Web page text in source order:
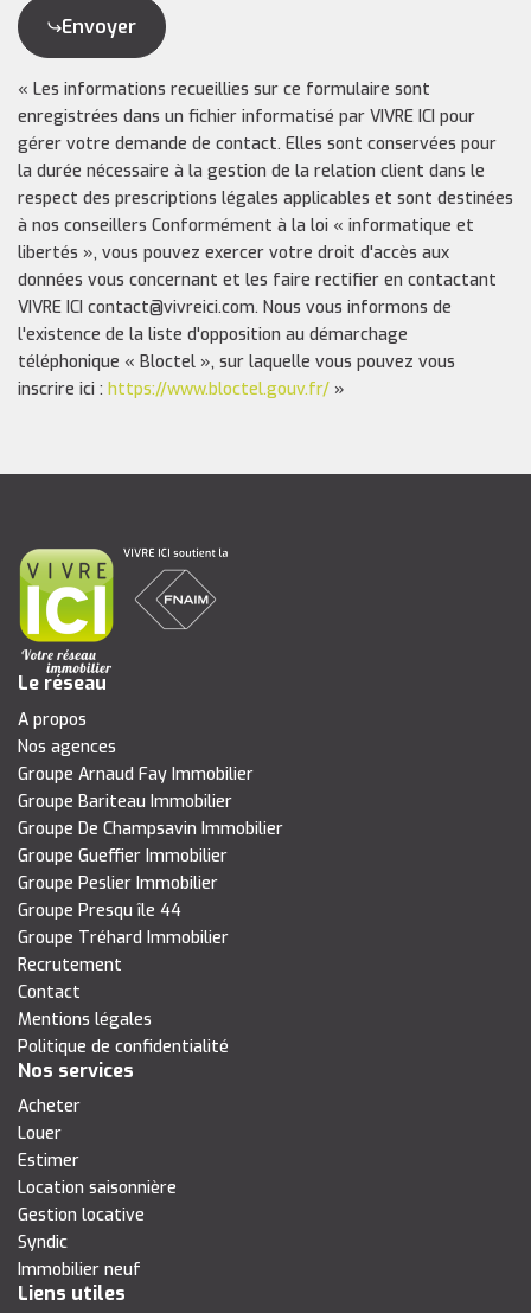
Envoyer
« Les informations recueillies sur ce formulaire sont
enregistrées dans un fichier informatisé par VIVRE ICI pour
gérer votre demande de contact. Elles sont conservées pour
la durée nécessaire à la gestion de la relation client dans le
respect des prescriptions légales applicables et sont destinées
à nos conseillers Conformément à la loi « informatique et
libertés », vous pouvez exercer votre droit d'accès aux
données vous concernant et les faire rectifier en contactant
VIVRE ICI contact@vivreici.com. Nous vous informons de
l'existence de la liste d'opposition au démarchage
téléphonique « Bloctel », sur laquelle vous pouvez vous
inscrire ici : https://www.bloctel.gouv.fr/ »
Le réseau
A propos
Nos agences
Groupe Arnaud Fay Immobilier
Groupe Bariteau Immobilier
Groupe De Champsavin Immobilier
Groupe Gueffier Immobilier
Groupe Peslier Immobilier
Groupe Presqu île 44
Groupe Tréhard Immobilier
Recrutement
Contact
Mentions légales
Politique de confidentialité
Nos services
Acheter
Louer
Estimer
Location saisonnière
Gestion locative
Syndic
Immobilier neuf
Liens utiles